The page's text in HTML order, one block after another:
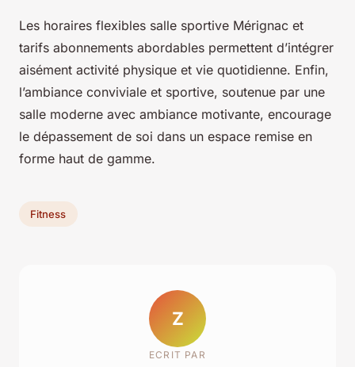
Les horaires flexibles salle sportive Mérignac et
tarifs abonnements abordables permettent d’intégrer
aisément activité physique et vie quotidienne. Enfin,
l’ambiance conviviale et sportive, soutenue par une
salle moderne avec ambiance motivante, encourage
le dépassement de soi dans un espace remise en
forme haut de gamme.
Fitness
Z
ECRIT PAR